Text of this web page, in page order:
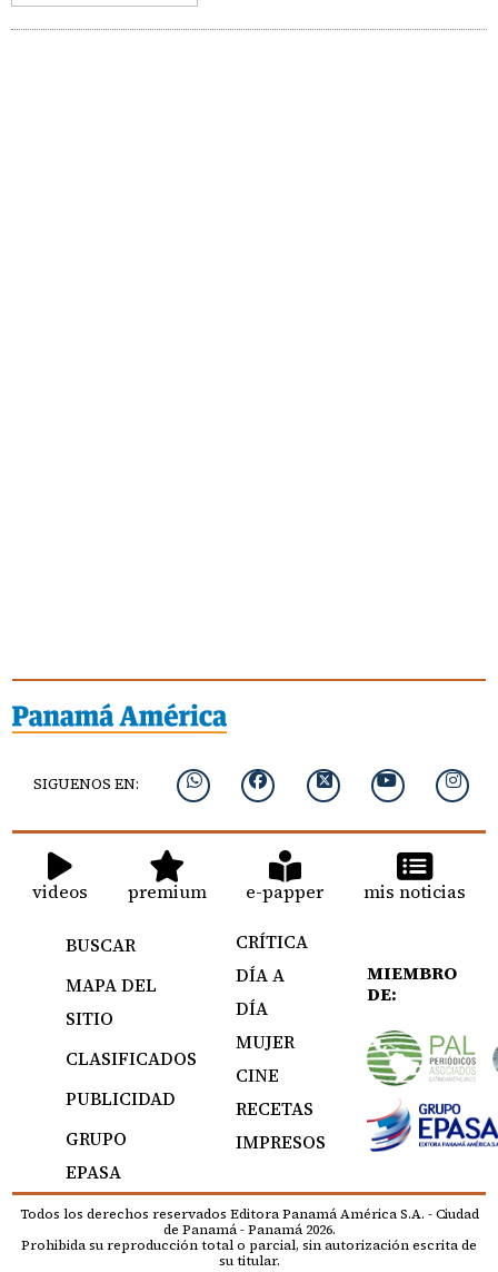
SIGUENOS EN:
videos premium e-papper mis noticias
BUSCAR
MAPA DEL
SITIO
CLASIFICADOS
PUBLICIDAD
GRUPO
EPASA
CRÍTICA
DÍA A
DÍA
MUJER
CINE
RECETAS
IMPRESOS
MIEMBRO
DE:
Todos los derechos reservados Editora Panamá América S.A. - Ciudad
de Panamá - Panamá 2026.
Prohibida su reproducción total o parcial, sin autorización escrita de
su titular.